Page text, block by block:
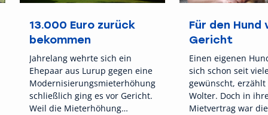
13.000 Euro zurück
bekommen
Jahrelang wehrte sich ein
Ehepaar aus Lurup gegen eine
Modernisierungsmieterhöhung,
schließlich ging es vor Gericht.
Weil die Mieterhöhung
Für den Hund
Gericht
Einen eigenen
sich schon seit
gewünscht, erzählt
Wolter. Doch in
Mietvertrag war die